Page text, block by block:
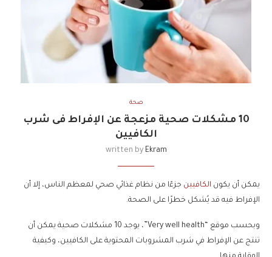
صحة
10 مشكلات صحية مزعجة عن الإفراط فى شرب
الكافيين
written by Ekram
يمكن أن يكون الكافيين جزءًا من نظام غذائي صحي لمعظم الناس، إلا أن
الإفراط فيه قد يُشكل خطرًا على الصحة.
وبحسب موقع “Very well health”، يوجد 10 مشكلات صحية يمكن أن
تنتج عن الإفراط في شرب المشروبات المحتوية على الكافيين، وكيفية